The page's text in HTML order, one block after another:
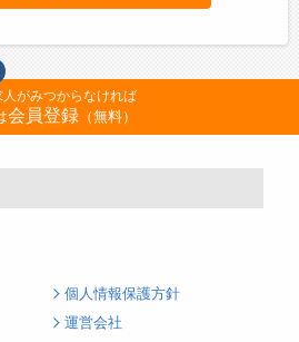
人がみつからなければ
会員登録（無料）
個人情報保護方針
運営会社